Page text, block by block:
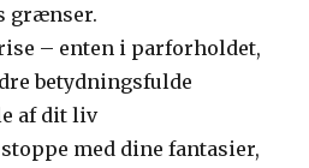
grænser.
– enten i parforholdet,
betydningsfulde
af dit liv
med dine fantasier,